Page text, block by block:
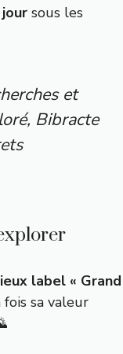
sous les
et
Bibracte
label « Grand
fois sa valeur